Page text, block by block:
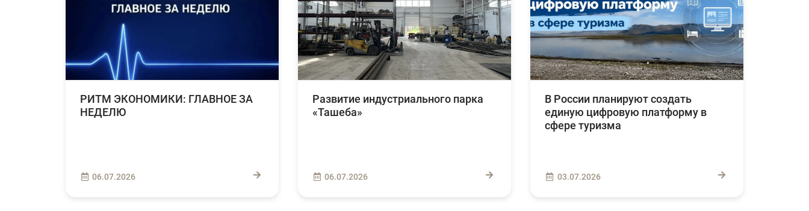
РИТМ ЭКОНОМИКИ: ГЛАВНОЕ ЗА
НЕДЕЛЮ
06.07.2026
Развитие индустриального парка
«Ташеба»
06.07.2026
В России планируют создать
единую цифровую платформу в
сфере туризма
03.07.2026